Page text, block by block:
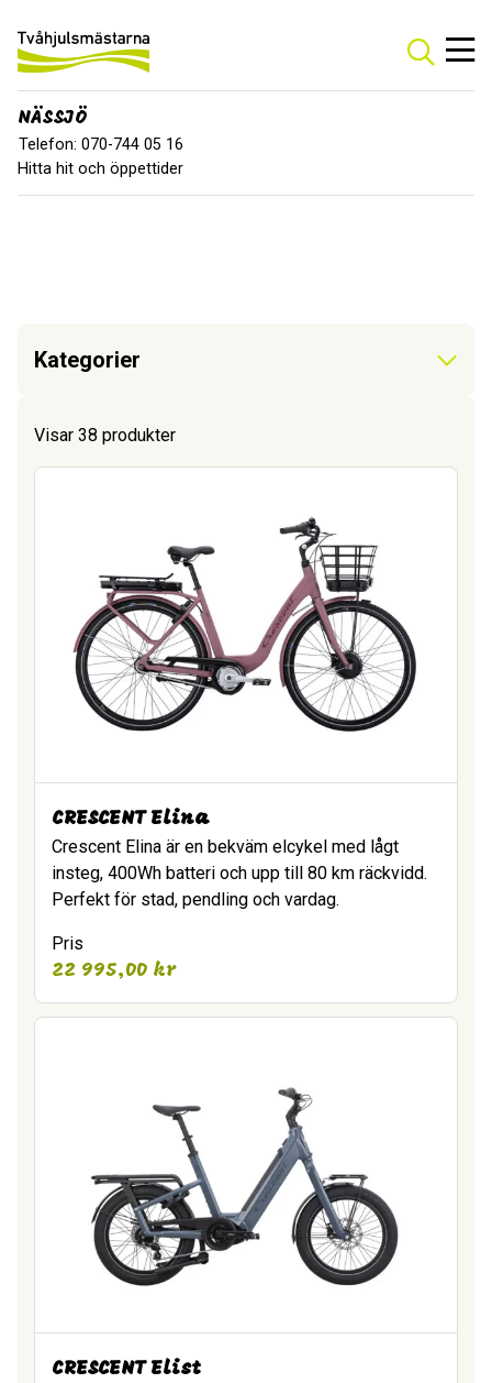
NÄSSJÖ
Telefon: 070-744 05 16
Hitta hit och öppettider
Kategorier
Visar 38 produkter
CRESCENT Elina
Crescent Elina är en bekväm elcykel med lågt
insteg, 400Wh batteri och upp till 80 km räckvidd.
Perfekt för stad, pendling och vardag.
Pris
22 995,00 kr
CRESCENT Elist